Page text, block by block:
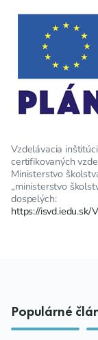
Vzdelávacia
certifikovaných
Ministerstvo
„ministerstvo
dospelých:
https://isvd.iedu.sk/
Populárné